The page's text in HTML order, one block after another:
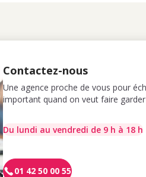
Contactez-nous
Une agence proche de vous pour
important quand on veut faire
Du lundi au vendredi de 9 h à 18 h
01 42 50 00 55